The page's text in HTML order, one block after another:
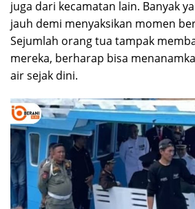
juga dari kecamatan lain. Banyak
jauh demi menyaksikan momen
Sejumlah orang tua tampak
mereka, berharap bisa
air sejak dini.